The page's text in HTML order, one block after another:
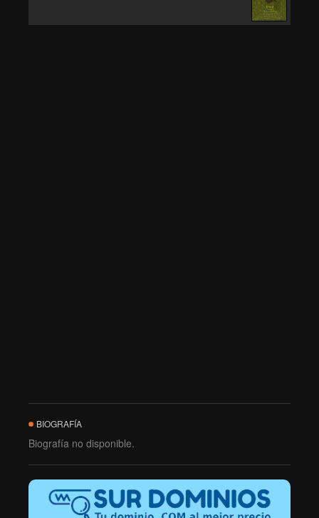
BIOGRAFÍA
Biografía no disponible.